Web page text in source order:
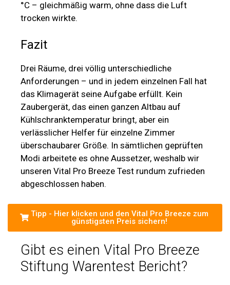
°C – gleichmäßig warm, ohne dass die Luft
trocken wirkte.
Fazit
Drei Räume, drei völlig unterschiedliche
Anforderungen – und in jedem einzelnen Fall hat
das Klimagerät seine Aufgabe erfüllt. Kein
Zaubergerät, das einen ganzen Altbau auf
Kühlschranktemperatur bringt, aber ein
verlässlicher Helfer für einzelne Zimmer
überschaubarer Größe. In sämtlichen geprüften
Modi arbeitete es ohne Aussetzer, weshalb wir
unseren Vital Pro Breeze Test rundum zufrieden
abgeschlossen haben.
Tipp - Hier klicken und den Vital Pro Breeze zum
günstigsten Preis sichern!
Gibt es einen Vital Pro Breeze
Stiftung Warentest Bericht?